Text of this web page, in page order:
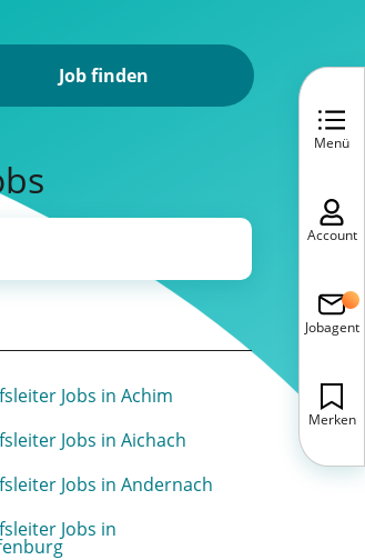
Job finden
Jobs in Achim
Jobs in Aichach
Jobs in Andernach
Jobs in
Menü
Account
Jobagent
Merken